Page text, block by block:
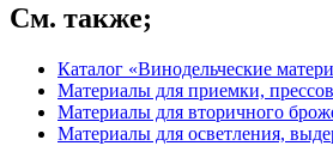
См. также;
Каталог «Винодельческие
Материалы для приемки,
Материалы для вторичного
Материалы для осветления,